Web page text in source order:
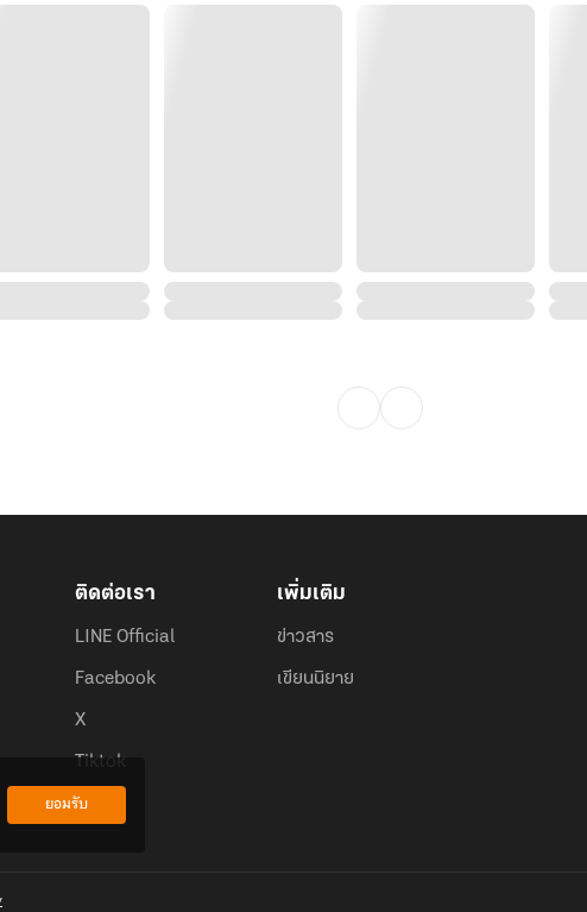
ติดต่อเรา
LINE Official
Facebook
X
Tiktok
เพิ่มเติม
ข่าวสาร
เขียนนิยาย
ยอมรับ